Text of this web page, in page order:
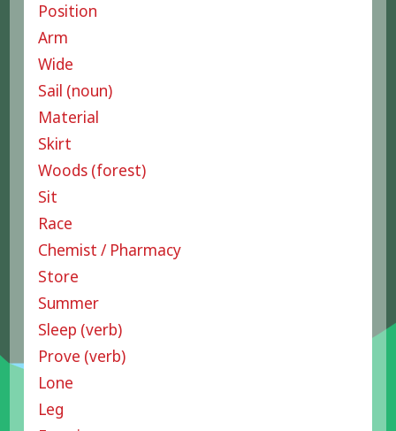
Position
Arm
Wide
Sail (noun)
Material
Skirt
Woods (forest)
Sit
Race
Chemist / Pharmacy
Store
Summer
Sleep (verb)
Prove (verb)
Lone
Leg